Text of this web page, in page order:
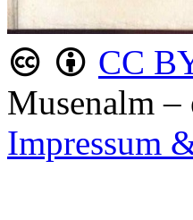
CC
Musenalm
Impressum